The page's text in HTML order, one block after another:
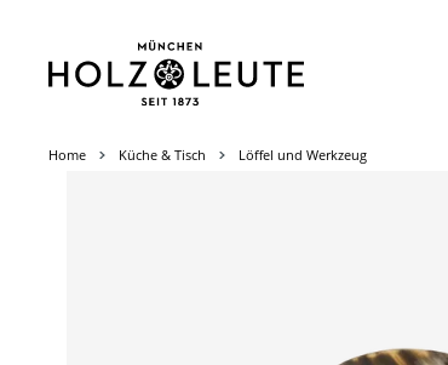
Home Küche & Tisch Löffel und Werkzeug